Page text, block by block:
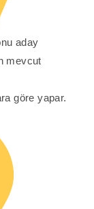
aday
mevcut
göre yapar.